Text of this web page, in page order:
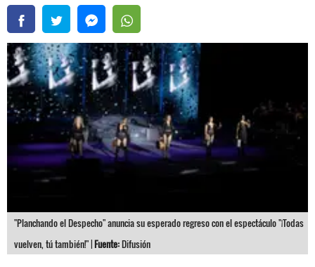
"Planchando el Despecho" anuncia su esperado regreso con el espectáculo "¡Todas
vuelven, tú también!" |Fuente:Difusión